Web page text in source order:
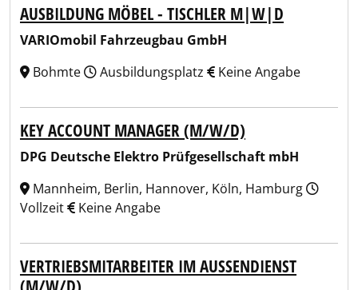
AUSBILDUNG MÖBEL - TISCHLER M|W|D
VARIOmobil Fahrzeugbau GmbH
Bohmte
Ausbildungsplatz Keine Angabe
KEY ACCOUNT MANAGER (M/W/D)
DPG Deutsche Elektro Prüfgesellschaft mbH
Mannheim, Berlin, Hannover, Köln, Hamburg
Vollzeit
Keine Angabe
VERTRIEBSMITARBEITER IM AUSSENDIENST (